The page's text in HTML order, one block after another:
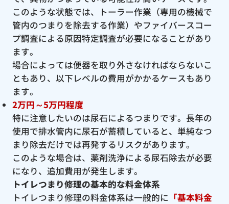
このような状態では、トーラー作業（専用の機械で
管内のつまりを除去する作業）やファイバースコー
プ調査による原因特定調査が必要になることがあり
ます。
場合によっては便器を取り外さなければならないこ
ともあり、以下レベルの費用がかかるケースもあり
ます。
2万円～5万円程度
特に注意したいのは尿石によるつまりです。長年の
使用で排水管内に尿石が蓄積していると、単純なつ
まり除去だけでは再発するリスクがあります。
このような場合は、薬剤洗浄による尿石除去が必要
になり、追加費用が発生します。
トイレつまり修理の基本的な料金体系
トイレつまり修理の料金体系は一般的に 「基本料金